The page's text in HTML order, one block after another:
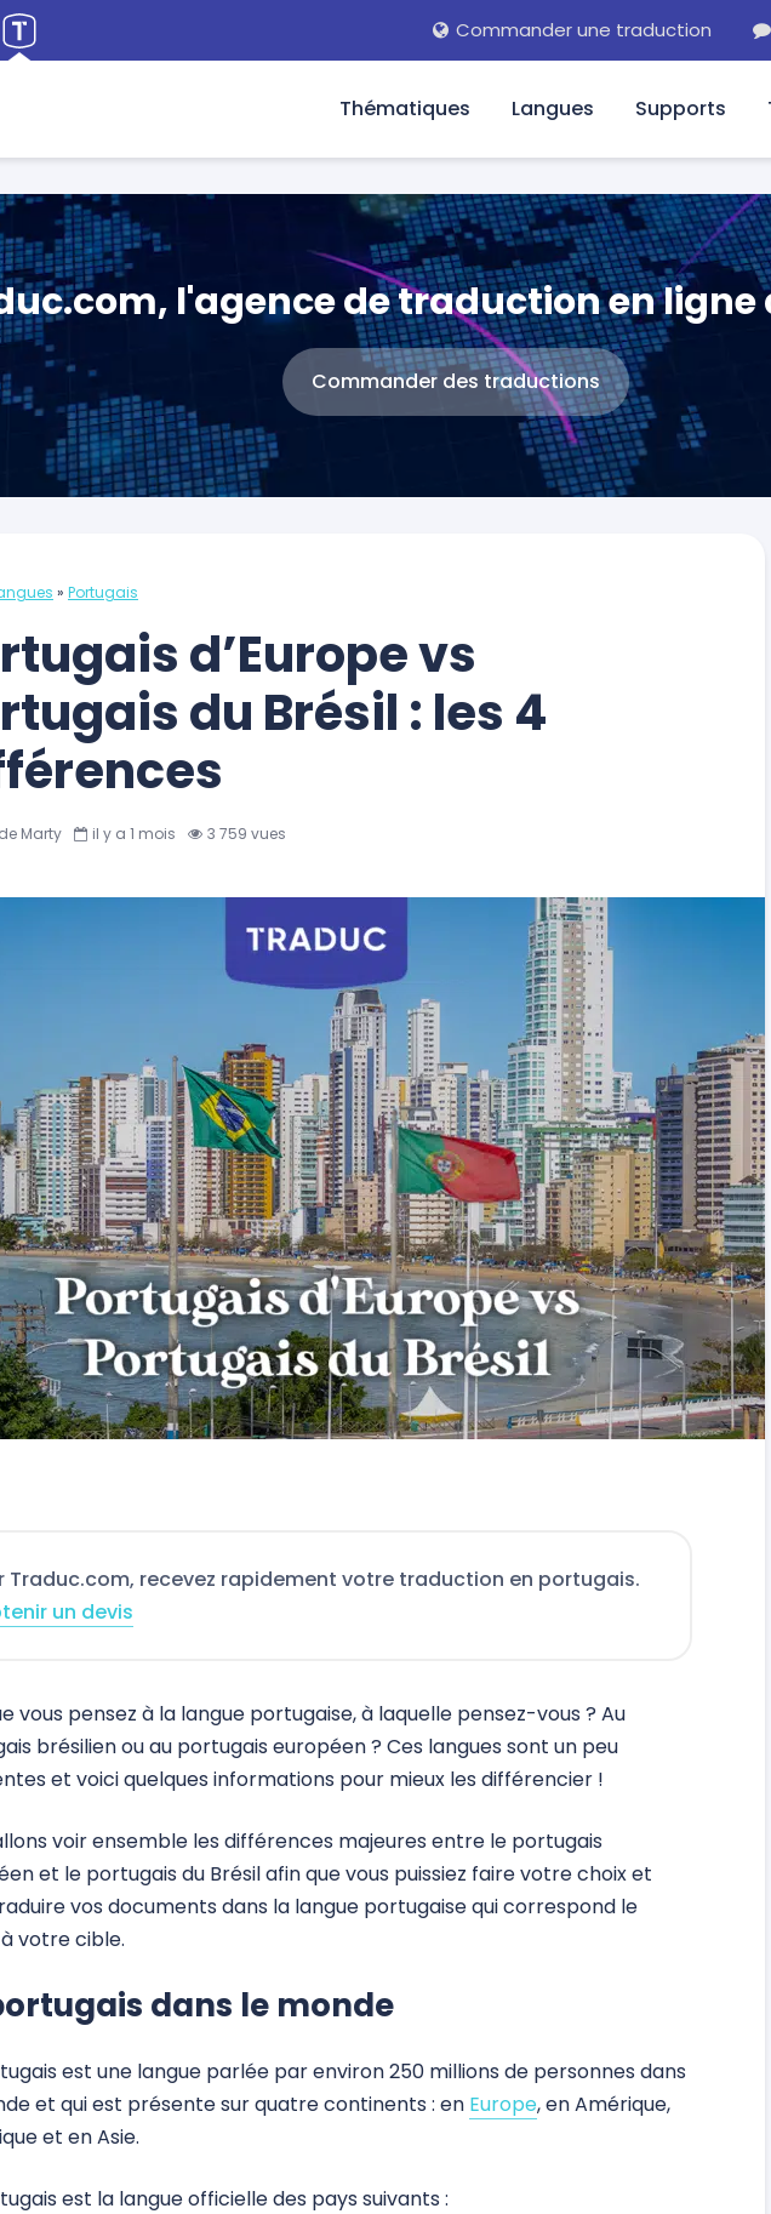
Commander une traduction
Thématiques Langues Supports
l'agence de traduction en ligne
Commander des traductions
» Portugais
d’Europe vs
du Brésil : les 4
Marty il y a 1 mois 3 759 vues
Traduc.com, recevez rapidement votre traduction en portugais.
un devis
vous pensez à la langue portugaise, à laquelle pensez-vous ? Au
brésilien ou au portugais européen ? Ces langues sont un peu
et voici quelques informations pour mieux les différencier !
voir ensemble les différences majeures entre le portugais
et le portugais du Brésil afin que vous puissiez faire votre choix et
vos documents dans la langue portugaise qui correspond le
votre cible.
dans le monde
est une langue parlée par environ 250 millions de personnes dans
et qui est présente sur quatre continents : en Europe, en Amérique,
et en Asie.
est la langue officielle des pays suivants :